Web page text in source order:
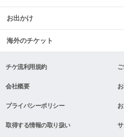
お出かけ
海外のチケット
チケ流利用規約
会社概要
プライバシーポリシー
取得する情報の取り扱い